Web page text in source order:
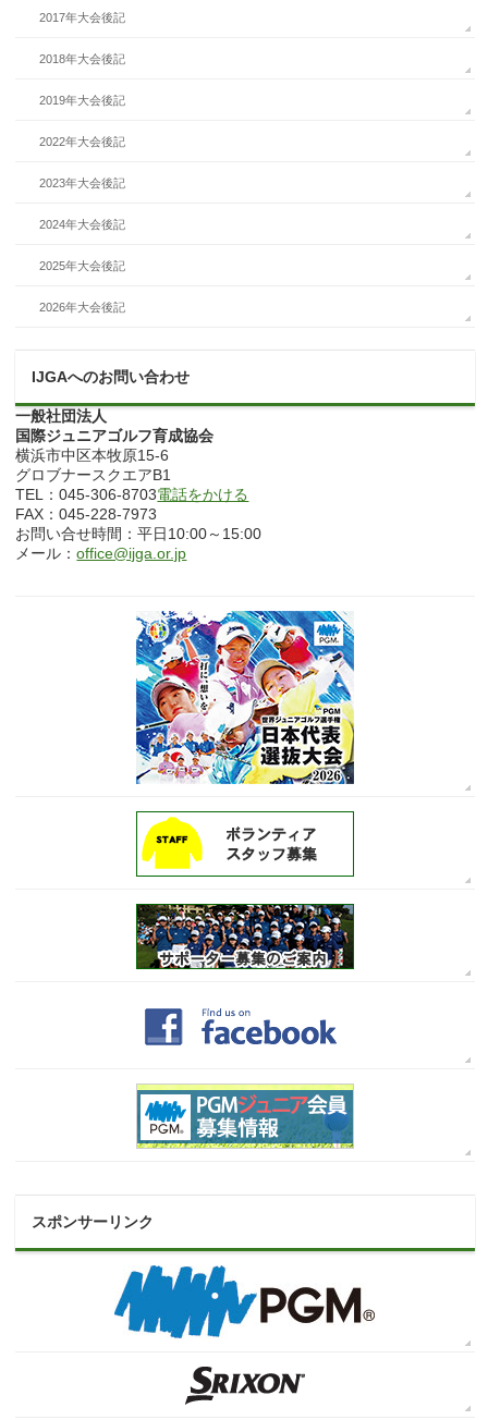
2017年大会後記
2018年大会後記
2019年大会後記
2022年大会後記
2023年大会後記
2024年大会後記
2025年大会後記
2026年大会後記
IJGAへのお問い合わせ
一般社団法人
国際ジュニアゴルフ育成協会
横浜市中区本牧原15-6
グロブナースクエアB1
TEL：045-306-8703電話をかける
FAX：045-228-7973
お問い合せ時間：平日10:00～15:00
メール：office@ijga.or.jp
スポンサーリンク